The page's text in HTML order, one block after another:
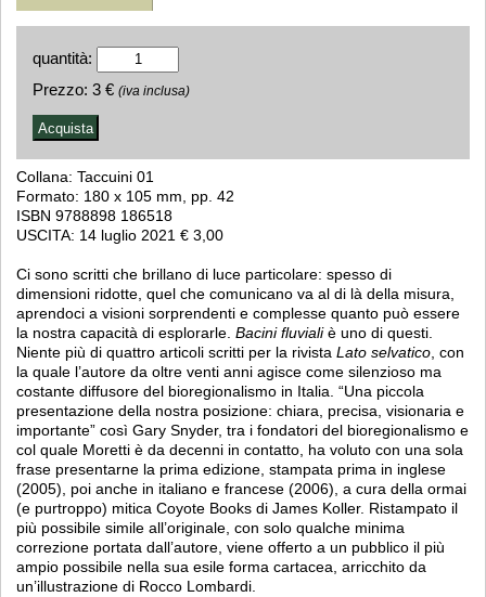
quantità:
Prezzo: 3 € (iva inclusa)
Collana: Taccuini 01
Formato: 180 x 105 mm, pp. 42
ISBN 9788898 186518
USCITA: 14 luglio 2021 € 3,00
Ci sono scritti che brillano di luce particolare: spesso di
dimensioni ridotte, quel che comunicano va al di là della misura,
aprendoci a visioni sorprendenti e complesse quanto può essere
la nostra capacità di esplorarle.Bacini fluvialiè uno di questi.
Niente più di quattro articoli scritti per la rivistaLato selvatico , con
la quale l’autore da oltre venti anni agisce come silenzioso ma
costante diffusore del bioregionalismo in Italia. “Una piccola
presentazione della nostra posizione: chiara, precisa, visionaria e
importante” così Gary Snyder, tra i fondatori del bioregionalismo e
col quale Moretti è da decenni in contatto, ha voluto con una sola
frase presentarne la prima edizione, stampata prima in inglese
(2005), poi anche in italiano e francese (2006), a cura della ormai
(e purtroppo) mitica Coyote Books di James Koller. Ristampato il
più possibile simile all’originale, con solo qualche minima
correzione portata dall’autore, viene offerto a un pubblico il più
ampio possibile nella sua esile forma cartacea, arricchito da
un’illustrazione di Rocco Lombardi.